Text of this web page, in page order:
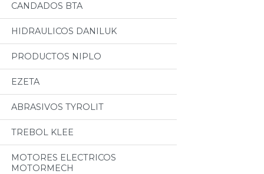
CANDADOS BTA
HIDRAULICOS DANILUK
PRODUCTOS NIPLO
EZETA
ABRASIVOS TYROLIT
TREBOL KLEE
MOTORES ELECTRICOS
MOTORMECH